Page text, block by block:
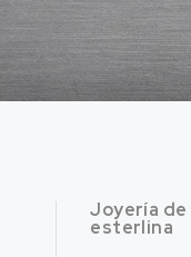
Joyería de
esterlina